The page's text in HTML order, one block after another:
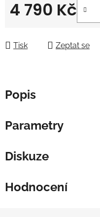
4 790 Kč
Tisk Zeptat se
Popis
Parametry
Diskuze
Hodnocení